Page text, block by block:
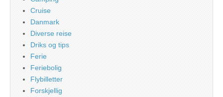
Cruise
Danmark
Diverse reise
Driks og tips
Ferie
Feriebolig
Flybilletter
Forskjellig